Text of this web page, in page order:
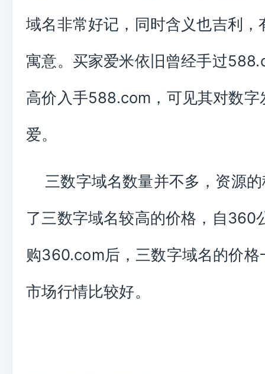
域名非常好记，同时含义也吉利，
寓意。买家爱米依旧曾经手过
高价入手588.com，可见其对数字
爱。
三数字域名数量并不多，资源
了三数字域名较高的价格，自360
购360.com后，三数字域名的价格
市场行情比较好。